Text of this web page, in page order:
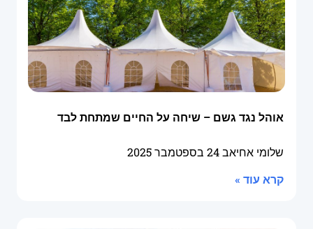
אוהל נגד גשם – שיחה על החיים שמתחת לבד
שלומי אחיאב24 בספטמבר 2025
קרא עוד »